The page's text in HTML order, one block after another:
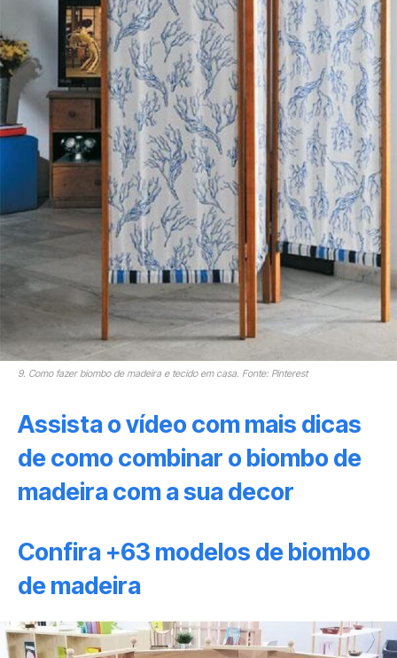
9. Como fazer biombo de madeira e tecido em casa. Fonte: Pinterest
Assista o vídeo com mais dicas
de como combinar o biombo de
madeira com a sua decor
Confira +63 modelos de biombo
de madeira